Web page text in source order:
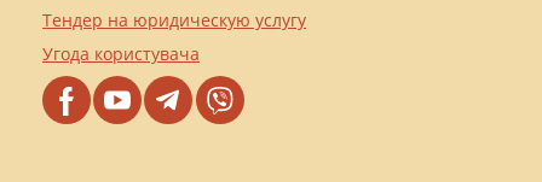
Тендер на юридическую услугу
Угода користувача